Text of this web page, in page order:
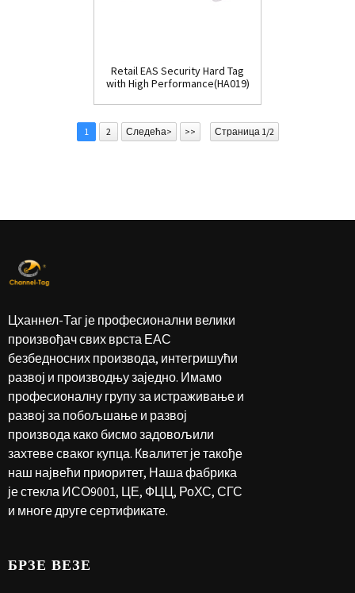
Retail EAS Security Hard Tag
with High Performance(HA019)
1 2 Следећа> >> Страница 1/2
Цханнел-Таг је професионални велики
произвођач свих врста ЕАС
безбедносних производа, интегришући
развој и производњу заједно. Имамо
професионалну групу за истраживање и
развој за побољшање и развој
производа како бисмо задовољили
захтеве сваког купца. Квалитет је такође
наш највећи приоритет, Наша фабрика
је стекла ИСО9001, ЦЕ, ФЦЦ, РоХС, СГС
и многе друге сертификате.
БРЗЕ ВЕЗЕ